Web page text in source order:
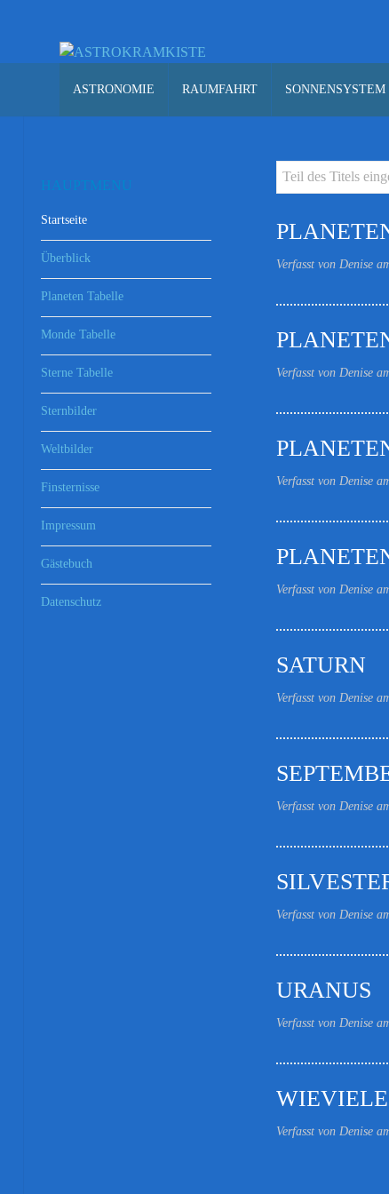
ASTRONOMIE RAUMFAHRT SONNENSYSTEM
Verfasst von Denise
Verfasst von Denise
Verfasst von Denise
Verfasst von Denise
SATURN
Verfasst von Denise
Verfasst von Denise
Verfasst von Denise
URANUS
Verfasst von Denise
Verfasst von Denise
HAUPTMENU
Startseite
Überblick
Planeten Tabelle
Monde Tabelle
Sterne Tabelle
Sternbilder
Weltbilder
Finsternisse
Impressum
Gästebuch
Datenschutz